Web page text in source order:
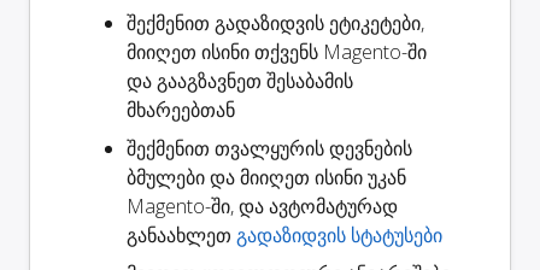
შექმენით გადაზიდვის ეტიკეტები,
მიიღეთ ისინი თქვენს Magento-ში
და გააგზავნეთ შესაბამის
მხარეებთან
შექმენით თვალყურის დევნების
ბმულებიდა მიიღეთ ისინი უკან
Magento-ში, და ავტომატურად
განაახლეთ გადაზიდვის სტატუსები